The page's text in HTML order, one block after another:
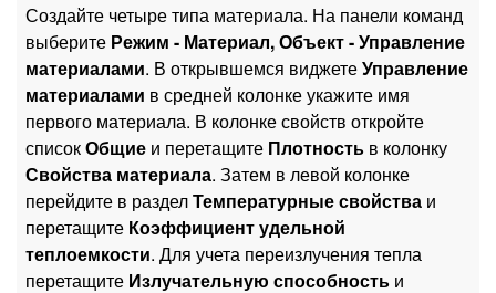
Создайте четыре типа материала. На панели команд
выберите Режим - Материал, Объект - Управление
материалами. В открывшемся виджетеУправление
материалами в средней колонке укажите имя
первого материала. В колонке свойств откройте
списокОбщие и перетащите Плотность в колонку
Свойства материала. Затем в левой колонке
перейдите в разделТемпературные свойства и
перетащите Коэффициент удельной
теплоемкости. Для учета переизлучения тепла
перетащите Излучательную способность и